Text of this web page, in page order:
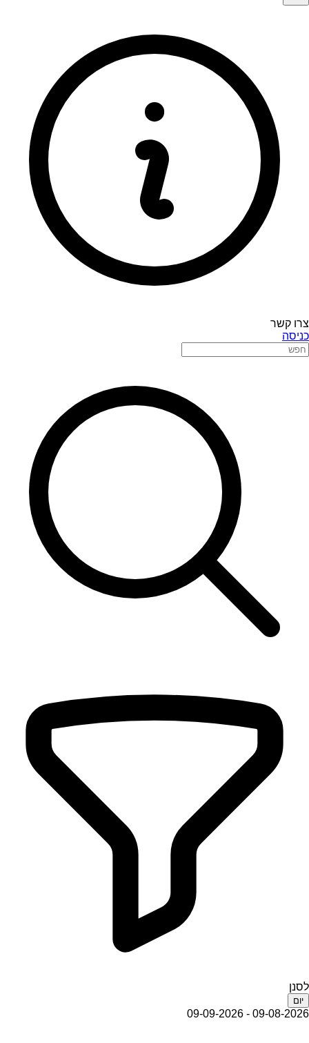
צרו קשר
כניסה
לסנן
יום
09-08-2026 - 09-09-2026